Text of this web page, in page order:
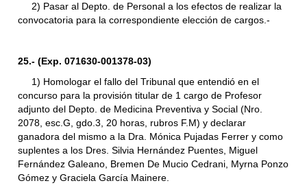
2) Pasar al Depto. de Personal a los efectos de realizar la
convocatoria para la correspondiente elección de cargos.-
25.- (Exp. 071630-001378-03)
1) Homologar el fallo del Tribunal que entendió en el
concurso para la provisión titular de 1 cargo de Profesor
adjunto del Depto. de Medicina Preventiva y Social (Nro.
2078, esc.G, gdo.3, 20 horas, rubros F.M) y declarar
ganadora del mismo a la Dra. Mónica Pujadas Ferrer y como
suplentes a los Dres. Silvia Hernández Puentes, Miguel
Fernández Galeano, Bremen De Mucio Cedrani, Myrna Ponzo
Gómez y Graciela García Mainere.